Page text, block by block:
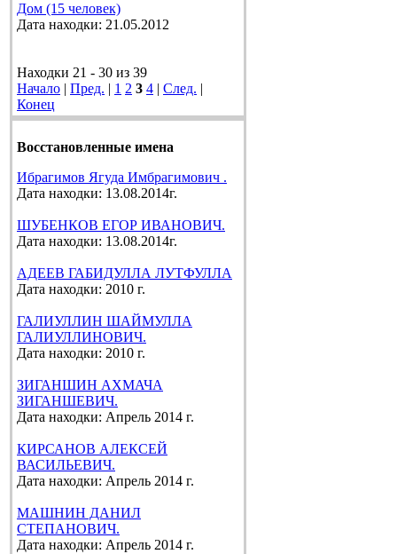
Дом (15 человек)
Дата находки: 21.05.2012
Находки 21 - 30 из 39
Начало | Пред. | 1 2 3 4 | След. |
Конец
Восстановленные имена
Ибрагимов Ягуда Имбрагимович .
Дата находки: 13.08.2014г.
ШУБЕНКОВ ЕГОР ИВАНОВИЧ.
Дата находки: 13.08.2014г.
АДЕЕВ ГАБИДУЛЛА ЛУТФУЛЛА
Дата находки: 2010 г.
ГАЛИУЛЛИН ШАЙМУЛЛА
ГАЛИУЛЛИНОВИЧ.
Дата находки: 2010 г.
ЗИГАНШИН АХМАЧА
ЗИГАНШЕВИЧ.
Дата находки: Апрель 2014 г.
КИРСАНОВ АЛЕКСЕЙ
ВАСИЛЬЕВИЧ.
Дата находки: Апрель 2014 г.
МАШНИН ДАНИЛ
СТЕПАНОВИЧ.
Дата находки: Апрель 2014 г.